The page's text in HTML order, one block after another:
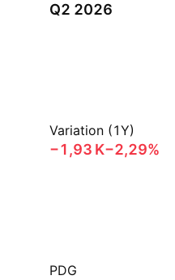
Q2 2026
Variation (1Y)
‪−1,93 K‬−2,29%
PDG